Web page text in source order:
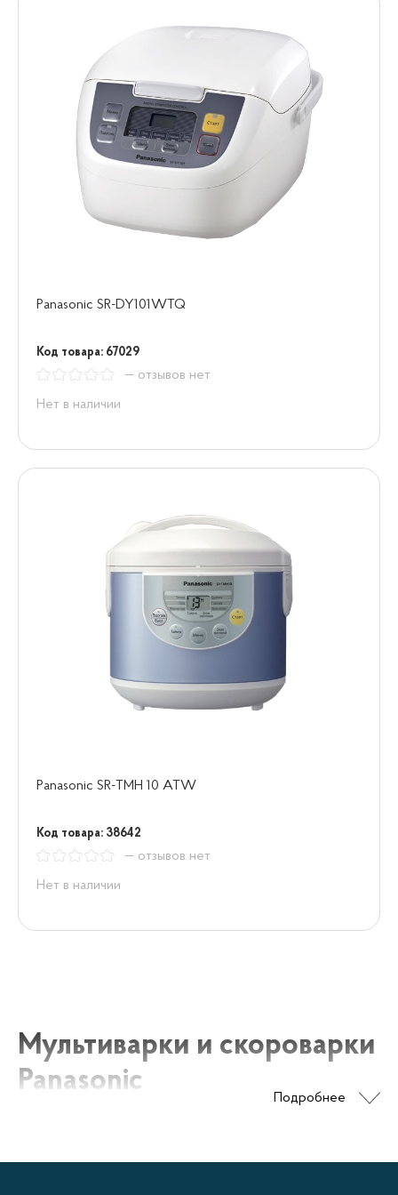
Panasonic SR-DY101WTQ
Код товара: 67029
— отзывов нет
Нет в наличии
Panasonic SR-TMH 10 ATW
Код товара: 38642
— отзывов нет
Нет в наличии
Подробнее
Мультиварки и скороварки
Panasonic
многофункциональные устройства для